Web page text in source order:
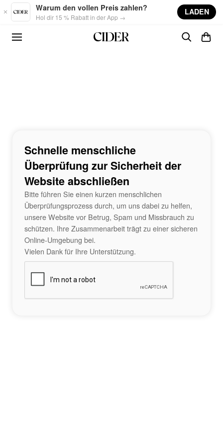
Skip to main content
Warum den vollen Preis zahlen?
Hol dir 15 % Rabatt in der App →
LADEN
Schnelle menschliche
Überprüfung zur Sicherheit der
Website abschließen
Bitte führen Sie einen kurzen menschlichen
Überprüfungsprozess durch, um uns dabei zu helfen,
unsere Website vor Betrug, Spam und Missbrauch zu
schützen. Ihre Zusammenarbeit trägt zu einer sicheren
Online-Umgebung bei.
Vielen Dank für Ihre Unterstützung.